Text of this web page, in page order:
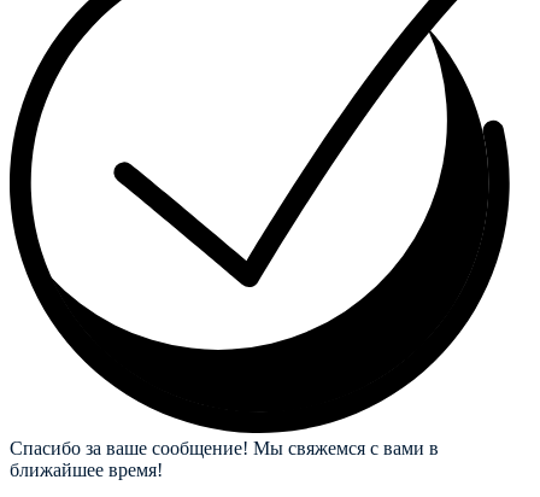
Спасибо за ваше сообщение! Мы свяжемся с вами в
ближайшее время!